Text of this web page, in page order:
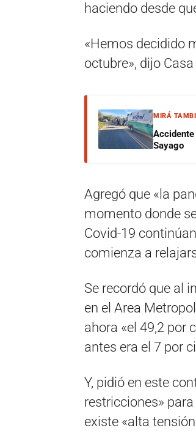
haciendo desde
«Hemos decidido
octubre», dijo
MIRÁ
Sayago
Agregó que «la
momento donde
Covid-19
comienza a
Se recordó que al
en el Area
ahora «el 49,2 por
antes era el 7 por
Y, pidió en este
restricciones»
existe «alta